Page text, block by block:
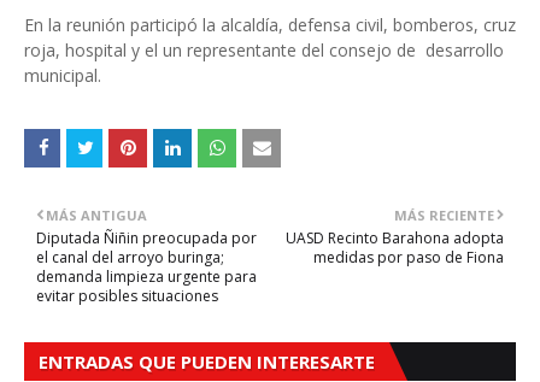
En la reunión participó la alcaldía, defensa civil, bomberos, cruz
roja, hospital y el un representante del consejo de desarrollo
municipal.
MÁS RECIENTE
UASD Recinto Barahona adopta
medidas por paso de Fiona
MÁS ANTIGUA
Diputada Ñiñin preocupada por
el canal del arroyo buringa;
demanda limpieza urgente para
evitar posibles situaciones
ENTRADAS QUE PUEDEN INTERESARTE